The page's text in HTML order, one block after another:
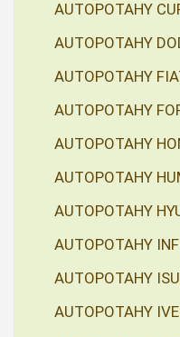
AUTOPOTAHY
AUTOPOTAHY
AUTOPOTAHY
AUTOPOTAHY
AUTOPOTAHY
AUTOPOTAHY
AUTOPOTAHY
AUTOPOTAHY
AUTOPOTAHY
AUTOPOTAHY